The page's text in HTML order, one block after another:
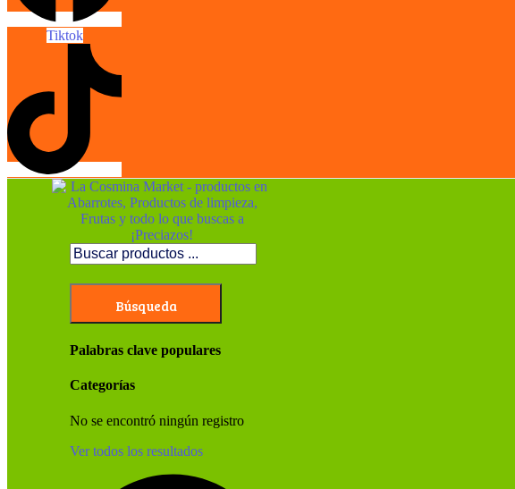
Tiktok
Búsqueda
Palabras clave populares
Categorías
No se encontró ningún registro
Ver todos los resultados